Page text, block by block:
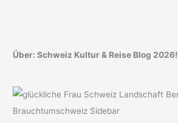
Über: Schweiz Kultur & Reise Blog 2026!